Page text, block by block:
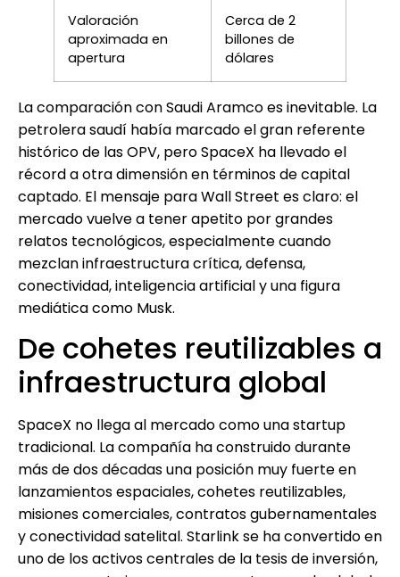
Valoración
aproximada en
apertura
Cerca de 2
billones de
dólares
La comparación con Saudi Aramco es inevitable. La
petrolera saudí había marcado el gran referente
histórico de las OPV, pero SpaceX ha llevado el
récord a otra dimensión en términos de capital
captado. El mensaje para Wall Street es claro: el
mercado vuelve a tener apetito por grandes
relatos tecnológicos, especialmente cuando
mezclan infraestructura crítica, defensa,
conectividad, inteligencia artificial y una figura
mediática como Musk.
De cohetes reutilizables a
infraestructura global
SpaceX no llega al mercado como una startup
tradicional. La compañía ha construido durante
más de dos décadas una posición muy fuerte en
lanzamientos espaciales, cohetes reutilizables,
misiones comerciales, contratos gubernamentales
y conectividad satelital. Starlink se ha convertido en
uno de los activos centrales de la tesis de inversión,